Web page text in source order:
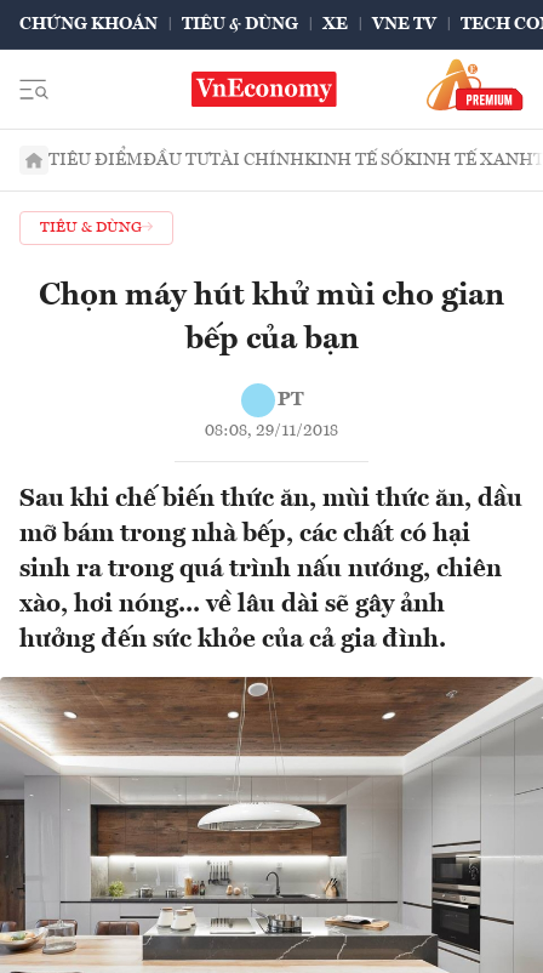
CHỨNG KHOÁN TIÊU & DÙNG XE VNE TV TECH
TIÊU ĐIỂMĐẦU TƯTÀI CHÍNHKINH TẾ SỐKINH TẾ XANH
TIÊU & DÙNG
Chọn máy hút khử mùi cho gian
bếp của bạn
PT
08:08, 29/11/2018
Sau khi chế biến thức ăn, mùi thức ăn, dầu
mỡ bám trong nhà bếp, các chất có hại
sinh ra trong quá trình nấu nướng, chiên
xào, hơi nóng... về lâu dài sẽ gây ảnh
hưởng đến sức khỏe của cả gia đình.